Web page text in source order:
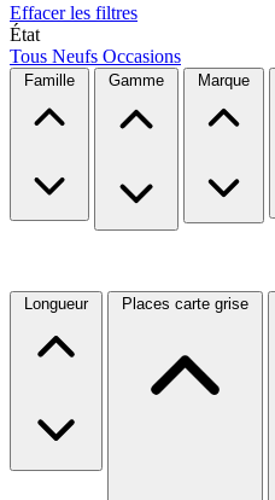
Effacer les filtres
État
Tous Neufs Occasions
Famille Gamme Marque
Longueur Places carte grise